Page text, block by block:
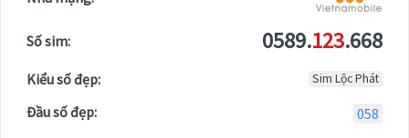
Số sim: 0589.123.668
Kiểu số đẹp: Sim Lộc Phát
Đầu số đẹp:
058